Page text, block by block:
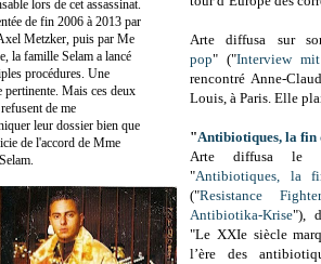
Arte diffusa sur
pop" ("Interview
rencontré Anne-
Louis, à Paris. Elle
"Antibiotiques, la fin
Arte diffusa le
"Antibiotiques, la
("Resistance
Antibiotika-Krise"),
"Le XXIe siècle
l’ère des
lors de cet assassinat.
de fin 2006 à 2013 par
Metzker, puis par Me
la famille Selam a lancé
procédures. Une
pertinente. Mais ces deux
de me
leur dossier bien que
de l'accord de Mme